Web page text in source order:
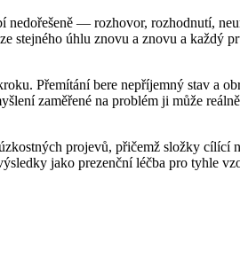
— rozhovor, rozhodnutí,
stejného úhlu znovu a znovu a každý
Přemítání bere nepříjemný stav a
zaměřené na problém ji může
projevů, přičemž složky cílící
jako prezenční léčba pro tyhle